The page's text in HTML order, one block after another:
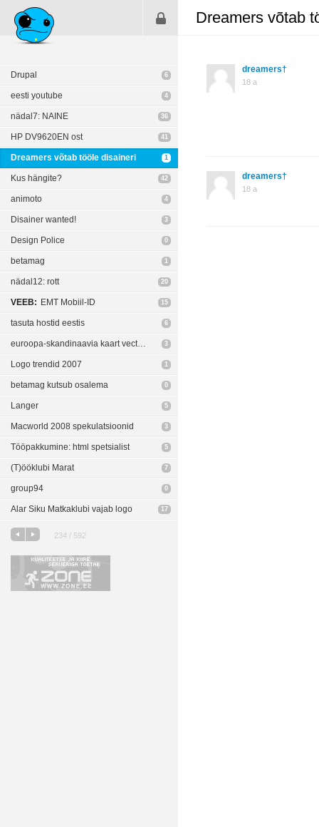
Drupal 6
eesti youtube 4
nädal7: NAINE 36
HP DV9620EN ost 41
Dreamers võtab tööle disaineri 1
Kus hängite? 42
animoto 4
Disainer wanted! 3
Design Police 0
betamag 1
nädal12: rott 20
VEEB: EMT Mobiil-ID 15
tasuta hostid eestis 6
euroopa-skandinaavia kaart vectoris 3
Logo trendid 2007 1
betamag kutsub osalema 0
Langer 5
Macworld 2008 spekulatsioonid 3
Tööpakkumine: html spetsialist 5
(T)ööklubi Marat 7
group94 0
Alar Siku Matkaklubi vajab logo 17
234 / 592
Dreamers võtab
dreamers†
18 a
dreamers†
18 a